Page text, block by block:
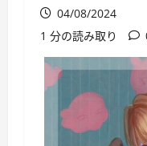
04/08/2024
1 分の読み取り